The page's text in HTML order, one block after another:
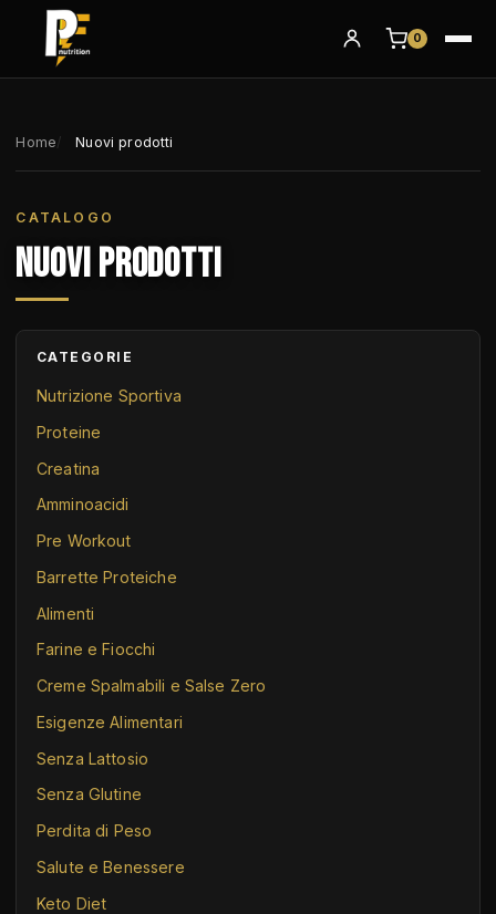
0
Home Nuovi prodotti
CATALOGO
NUOVI PRODOTTI
CATEGORIE
Nutrizione Sportiva
Proteine
Creatina
Amminoacidi
Pre Workout
Barrette Proteiche
Alimenti
Farine e Fiocchi
Creme Spalmabili e Salse Zero
Esigenze Alimentari
Senza Lattosio
Senza Glutine
Perdita di Peso
Salute e Benessere
Keto Diet